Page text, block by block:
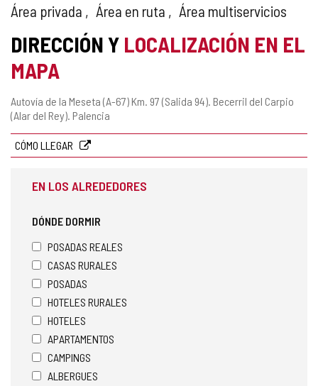
cuadernos
TIPO
DE
ÁREA
DE
SERVICIO
Área privada Área en ruta Área multiservicios
DIRECCIÓN Y LOCALIZACIÓN EN EL
MAPA
Dirección
postal
Autovía de la Meseta (A-67) Km. 97 (Salida 94). Becerril del Carpio
(Alar del Rey). Palencia
CÓMO LLEGAR
EN LOS ALREDEDORES
DÓNDE DORMIR
POSADAS REALES
CASAS RURALES
POSADAS
HOTELES RURALES
HOTELES
APARTAMENTOS
CAMPINGS
ALBERGUES